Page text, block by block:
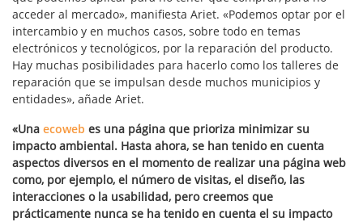
acceder al mercado», manifiesta Ariet. «Podemos optar por el
intercambio y en muchos casos, sobre todo en temas
electrónicos y tecnológicos, por la reparación del producto.
Hay muchas posibilidades para hacerlo como los talleres de
reparación que se impulsan desde muchos municipios y
entidades», añade Ariet.
«Una ecoweb es una página que prioriza minimizar su
impacto ambiental. Hasta ahora, se han tenido en cuenta
aspectos diversos en el momento de realizar una página web
como, por ejemplo, el número de visitas, el diseño, las
interacciones o la usabilidad, pero creemos que
prácticamente nunca se ha tenido en cuenta el su impacto